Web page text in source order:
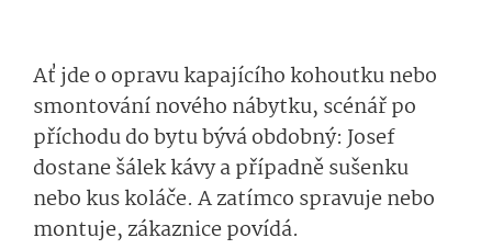
Ať jde o opravu kapajícího kohoutku nebo
smontování nového nábytku, scénář po
příchodu do bytu bývá obdobný: Josef
dostane šálek kávy a případně sušenku
nebo kus koláče. A zatímco spravuje nebo
montuje, zákaznice povídá.